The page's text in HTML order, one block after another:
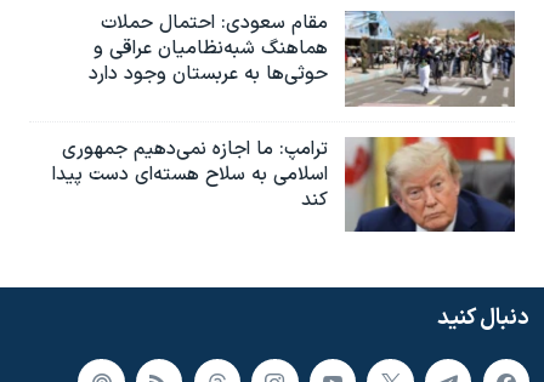
مقام سعودی: احتمال حملات
هماهنگ شبه‌نظامیان عراقی و
حوثی‌ها به عربستان وجود دارد
ترامپ: ما اجازه نمی‌دهیم جمهوری
اسلامی به سلاح هسته‌ای دست پیدا
کند
دنبال کنید